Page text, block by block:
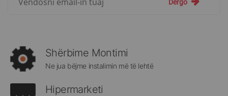
rreth
Megatek:
Dërgo
Shërbime Montimi
Ne jua bëjme instalimin më të lehtë
Hipermarketi